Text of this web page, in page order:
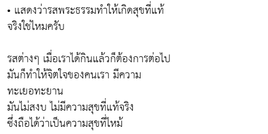
• แสดงว่ารสพระธรรมทำให้เกิดสุขที่แท้
จริงใช่ไหมครับ
รสต่างๆ เมื่อเราได้กินแล้วก็ต้องการต่อไป
มันก็ทำให้จิตใจของคนเรา มีความ
ทะเยอทะยาน
มันไม่สงบ ไม่มีความสุขที่แท้จริง
ซึ่งถือได้ว่าเป็นความสุขที่ไหม้